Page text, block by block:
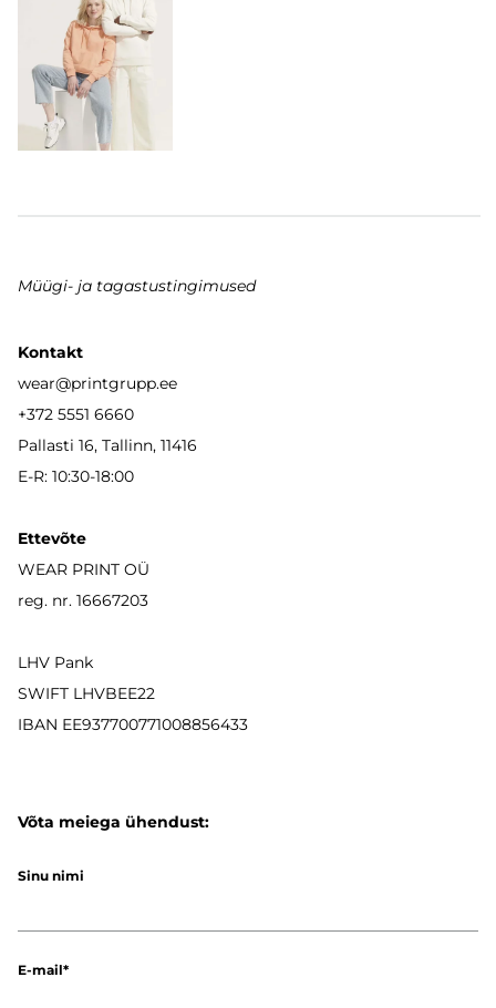
Müügi- ja tagastustingimused
Kontakt
wear@printgrupp.ee
+372 5551 6660
Pallasti 16, Tallinn, 11416
E-R: 10:30-18:00
Ettevõte
WEAR PRINT OÜ
reg. nr. 16667203
LHV Pank
SWIFT LHVBEE22
IBAN EE937700771008856433
Võta meiega ühendust:
Sinu nimi
E-mail